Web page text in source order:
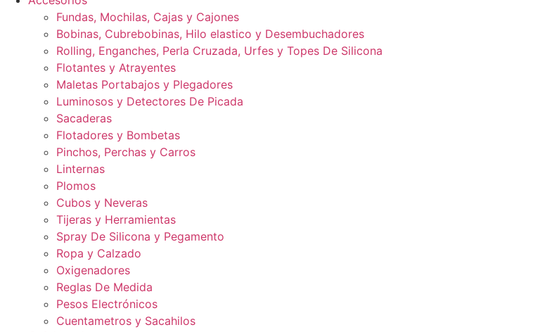
Fundas, Mochilas, Cajas y Cajones
Bobinas, Cubrebobinas, Hilo elastico y Desembuchadores
Rolling, Enganches, Perla Cruzada, Urfes y Topes De Silicona
Flotantes y Atrayentes
Maletas Portabajos y Plegadores
Luminosos y Detectores De Picada
Sacaderas
Flotadores y Bombetas
Pinchos, Perchas y Carros
Linternas
Plomos
Cubos y Neveras
Tijeras y Herramientas
Spray De Silicona y Pegamento
Ropa y Calzado
Oxigenadores
Reglas De Medida
Pesos Electrónicos
Cuentametros y Sacahilos